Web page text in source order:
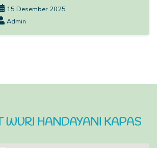
15 Desember 2025
Admin
WURI HANDAYANI KAPAS